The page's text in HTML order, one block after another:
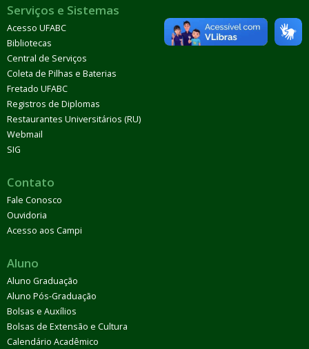
Serviços e Sistemas
Acesso UFABC
Bibliotecas
Central de Serviços
Coleta de Pilhas e Baterias
Fretado UFABC
Registros de Diplomas
Restaurantes Universitários (RU)
Webmail
SIG
Contato
Fale Conosco
Ouvidoria
Acesso aos Campi
Aluno
Aluno Graduação
Aluno Pós-Graduação
Bolsas e Auxílios
Bolsas de Extensão e Cultura
Calendário Acadêmico